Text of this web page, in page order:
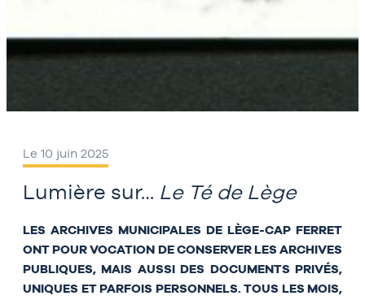
Le 10 juin 2025
Lumière sur… Le Té de Lège
LES ARCHIVES MUNICIPALES DE LÈGE-CAP FERRET
ONT POUR VOCATION DE CONSERVER LES ARCHIVES
PUBLIQUES, MAIS AUSSI DES DOCUMENTS PRIVÉS,
UNIQUES ET PARFOIS PERSONNELS. TOUS LES MOIS,